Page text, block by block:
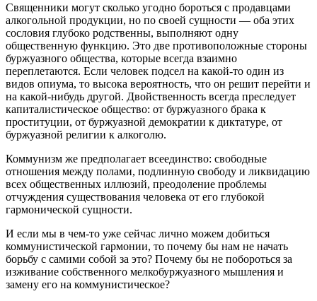
Священники могут сколько угодно бороться с продавцами
алкогольной продукции, но по своей сущности — оба этих
сословия глубоко родственны, выполняют одну
общественную функцию. Это две противоположные стороны
буржуазного общества, которые всегда взаимно
переплетаются. Если человек подсел на какой-то один из
видов опиума, то высока вероятность, что он решит перейти и
на какой-нибудь другой. Двойственность всегда преследует
капиталистическое общество: от буржуазного брака к
проституции, от буржуазной демократии к диктатуре, от
буржуазной религии к алкоголю.
Коммунизм же предполагает всеединство: свободные
отношения между полами, подлинную свободу и ликвидацию
всех общественных иллюзий, преодоление проблемы
отчуждения существования человека от его глубокой
гармонической сущности.
И если мы в чем-то уже сейчас лично можем добиться
коммунистической гармонии, то почему бы нам не начать
борьбу с самими собой за это? Почему бы не побороться за
изживание собственного мелкобуржуазного мышления и
замену его на коммунистическое?